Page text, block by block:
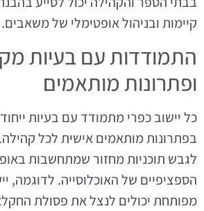
קיימות ובניהול אופטימלי של משאבים.
התמודדות עם בעיות
ופתרונות מותאמים
כל יישוב כפרי מתמודד עם בעיות
בפתרונות מותאמים אישית לכל
לגבש תוכניות מחזור שמתחשבות
הספציפיים של האוכלוסייה. לדוגמה,
מפותחת יכולים לנצל את פסולת